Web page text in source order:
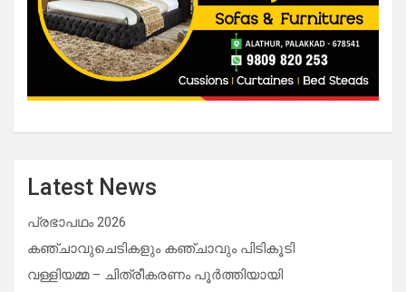
Latest News
പ്രഭാപഥം 2026
കഞ്ചാവുചെടികളും കഞ്ചാവും പിടികൂടി
വള്ളിയമ്മ – ചിത്രീകരണം പൂർത്തിയായി